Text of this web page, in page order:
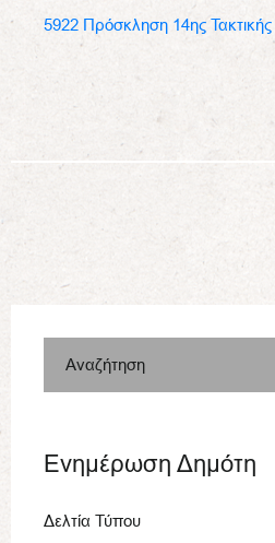
5922 Πρόσκληση 14ης
Αναζήτηση
Ενημέρωση Δημότη
Δελτία Τύπου